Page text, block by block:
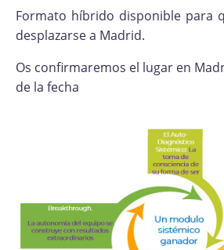
Formato híbrido disponible para
desplazarse a Madrid.
Os confirmaremos el lugar en
de la fecha